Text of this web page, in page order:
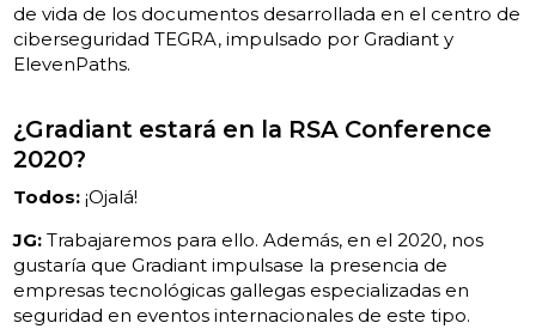
de vida de los documentos desarrollada en el centro de
ciberseguridad TEGRA, impulsado por Gradiant y
ElevenPaths.
¿Gradiant estará en la RSA Conference
2020?
Todos: ¡Ojalá!
JG: Trabajaremos para ello. Además, en el 2020, nos
gustaría que Gradiant impulsase la presencia de
empresas tecnológicas gallegas especializadas en
seguridad en eventos internacionales de este tipo.